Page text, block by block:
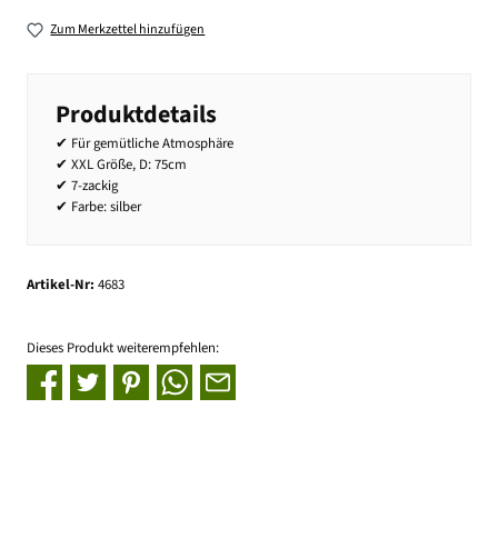
Zum Merkzettel hinzufügen
Produktdetails
✔ Für gemütliche Atmosphäre
✔ XXL Größe, D: 75cm
✔ 7-zackig
✔ Farbe: silber
Artikel-Nr: 4683
Dieses Produkt weiterempfehlen: